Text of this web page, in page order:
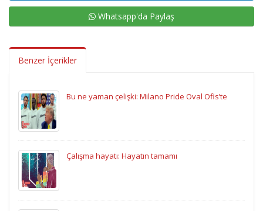
Whatsapp'da Paylaş
Benzer İçerikler
Bu ne yaman çelişki: Milano Pride Oval Ofis’te
Çalışma hayatı: Hayatın tamamı